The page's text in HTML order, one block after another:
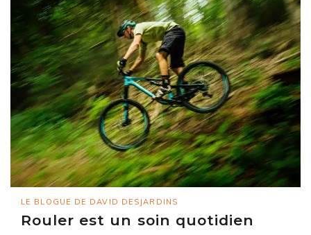
LE BLOGUE DE DAVID DESJARDINS
Rouler est un soin quotidien